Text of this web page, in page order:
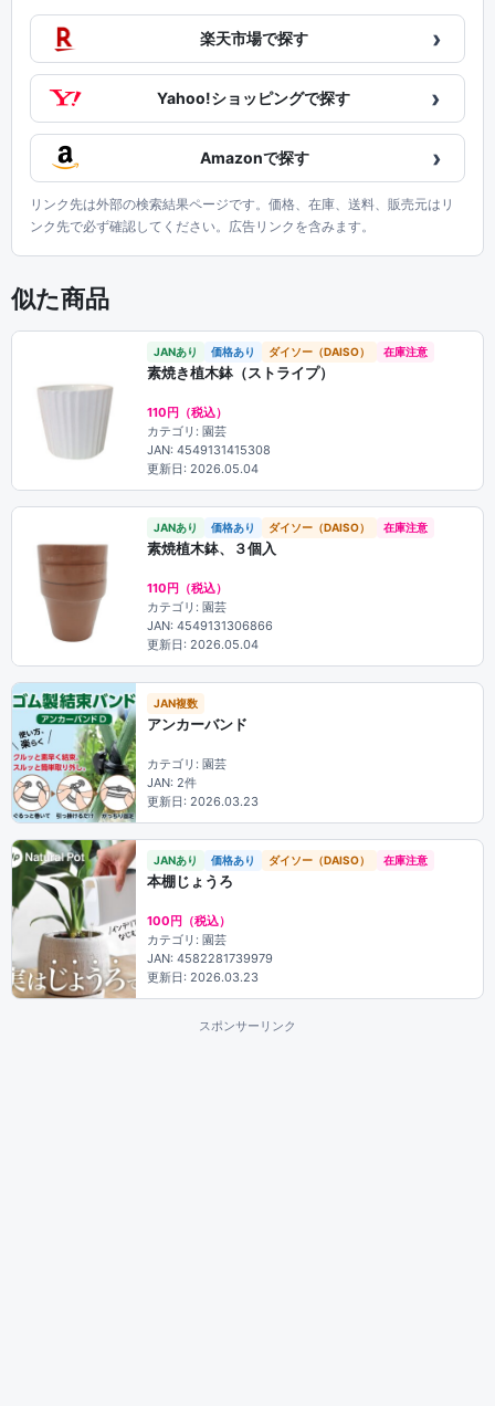
楽天市場で探す ›
Yahoo!ショッピングで探す ›
Amazonで探す ›
リンク先は外部の検索結果ページです。価格、在庫、送料、販売元はリ
ンク先で必ず確認してください。広告リンクを含みます。
似た商品
JANあり 価格あり ダイソー（DAISO） 在庫注意
素焼き植木鉢（ストライプ）
110円（税込）
カテゴリ: 園芸
JAN: 4549131415308
更新日: 2026.05.04
JANあり 価格あり ダイソー（DAISO） 在庫注意
素焼植木鉢、３個入
110円（税込）
カテゴリ: 園芸
JAN: 4549131306866
更新日: 2026.05.04
JAN複数
アンカーバンド
カテゴリ: 園芸
JAN: 2件
更新日: 2026.03.23
JANあり 価格あり ダイソー（DAISO） 在庫注意
本棚じょうろ
100円（税込）
カテゴリ: 園芸
JAN: 4582281739979
更新日: 2026.03.23
スポンサーリンク